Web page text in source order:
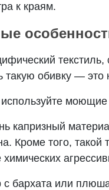
к краям.
обивку — это
капризный
Кроме того,
химических
бархата или